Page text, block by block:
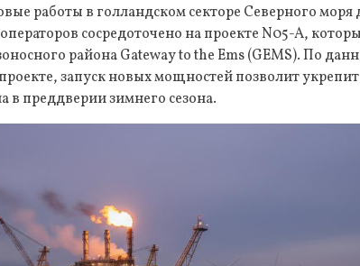
работы в голландском секторе Северного
сосредоточено на проекте N05-A,
района Gateway to the Ems (GEMS). По
запуск новых мощностей позволит
в преддверии зимнего сезона.